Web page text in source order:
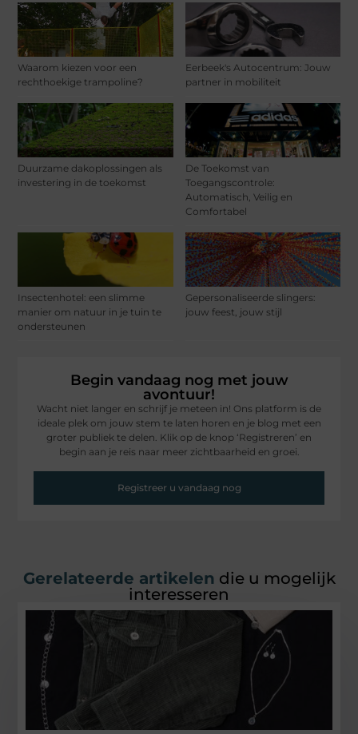
Waarom kiezen voor een
rechthoekige trampoline?
Eerbeek's Autocentrum: Jouw
partner in mobiliteit
Duurzame dakoplossingen als
investering in de toekomst
De Toekomst van
Toegangscontrole:
Automatisch, Veilig en
Comfortabel
Insectenhotel: een slimme
manier om natuur in je tuin te
ondersteunen
Gepersonaliseerde slingers:
jouw feest, jouw stijl
Begin vandaag nog met jouw
avontuur!
Wacht niet langer en schrijf je meteen in! Ons platform is de
ideale plek om jouw stem te laten horen en je blog met een
groter publiek te delen. Klik op de knop ‘Registreren’ en
begin aan je reis naar meer zichtbaarheid en groei.
Registreer u vandaag nog
Gerelateerde artikelen die u mogelijk
interesseren